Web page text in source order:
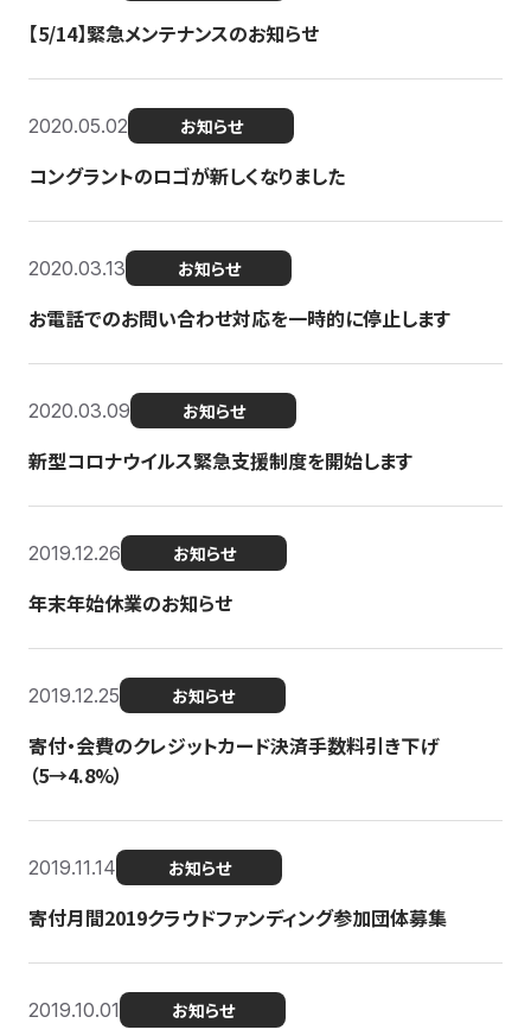
【5/14】緊急メンテナンスのお知らせ
2020.05.02 お知らせ
コングラントのロゴが新しくなりました
2020.03.13 お知らせ
お電話でのお問い合わせ対応を一時的に停止します
2020.03.09 お知らせ
新型コロナウイルス緊急支援制度を開始します
2019.12.26 お知らせ
年末年始休業のお知らせ
2019.12.25 お知らせ
寄付・会費のクレジットカード決済手数料引き下げ
（5→4.8%）
2019.11.14 お知らせ
寄付月間2019クラウドファンディング参加団体募集
2019.10.01 お知らせ